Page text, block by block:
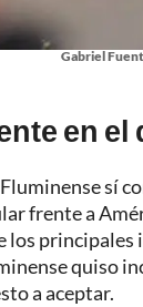
Gabriel
en el
Fluminense sí
frente a
principales
quiso
a aceptar.